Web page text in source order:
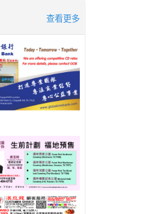
查看更多